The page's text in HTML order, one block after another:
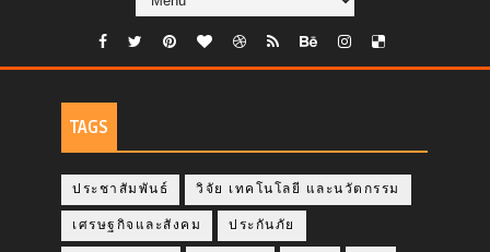
TAGS
ประชาสัมพันธ์ วิจัย เทคโนโลยี และนวัตกรรม
เศรษฐกิจและสังคม ประกันภัย